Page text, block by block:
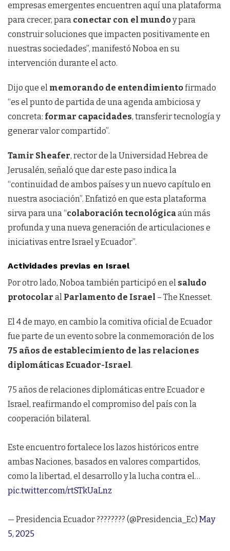
empresas emergentes encuentren aquí una plataforma
para crecer, para conectar con el mundoy para
construir soluciones que impacten positivamente en
nuestras sociedades”, manifestó Noboa en su
intervención durante el acto.
Dijo que el memorando de entendimientofirmado
“es el punto de partida de una agenda ambiciosa y
concreta: formar capacidades, transferir tecnología y
generar valor compartido”.
Tamir Sheafer, rector de la Universidad Hebrea de
Jerusalén, señaló que dar este paso indica la
“continuidad de ambos países y un nuevo capítulo en
nuestra asociación”. Enfatizó en que esta plataforma
sirva para una “colaboración tecnológicaaún más
profunda y una nueva generación de articulaciones e
iniciativas entre Israel y Ecuador”.
Actividades previas en Israel
Por otro lado, Noboa también participó en el saludo
protocolar al Parlamento de Israel – The Knesset.
El 4 de mayo, en cambio la comitiva oficial de Ecuador
fue parte de un evento sobre la conmemoración de los
75 años de establecimiento de las relaciones
diplomáticas Ecuador-Israel.
75 años de relaciones diplomáticas entre Ecuador e
Israel, reafirmando el compromiso del país con la
cooperación bilateral.
Este encuentro fortalece los lazos históricos entre
ambas Naciones, basados en valores compartidos,
como la libertad, el desarrollo y la lucha contra el…
pic.twitter.com/rtSTkUaLnz
— Presidencia Ecuador ???????? (@Presidencia_Ec) May
5, 2025